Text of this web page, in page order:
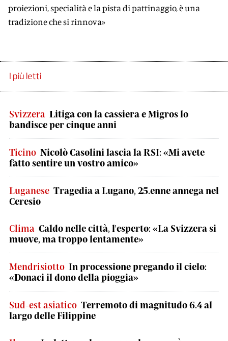
proiezioni, specialità e la pista di pattinaggio, è una
tradizione che si rinnova»
I più letti
Svizzera Litiga con la cassiera e Migros lo
bandisce per cinque anni
Ticino Nicolò Casolini lascia la RSI: «Mi avete
fatto sentire un vostro amico»
Luganese Tragedia a Lugano, 25.enne annega nel
Ceresio
Clima Caldo nelle città, l'esperto: «La Svizzera si
muove, ma troppo lentamente»
Mendrisiotto In processione pregando il cielo:
«Donaci il dono della pioggia»
Sud-est asiatico Terremoto di magnitudo 6.4 al
largo delle Filippine